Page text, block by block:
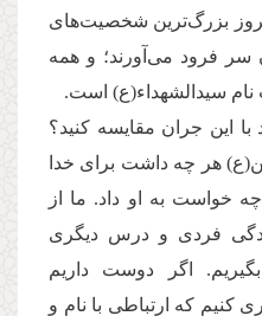
بزرگ‌ترین شخصیت‌های
سر فرود می‌‌آورند؛ و همه
سیدالشهداء(ع) است.
با این جران مقایسه كنید؟
هر چه داشت برای خدا
خواست به او داد. ما از
فردی و درس دیگری
اگر دوست داریم
كنیم كه ارتباطی با نام و